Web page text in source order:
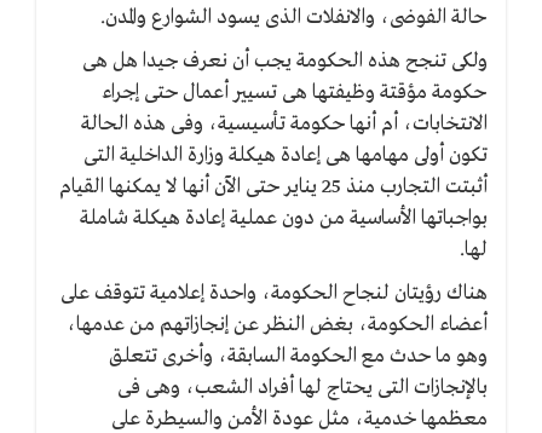
حالة الفوضى، والانفلات الذى يسود الشوارع والمدن.
ولكى تنجح هذه الحكومة يجب أن نعرف جيدا هل هى
حكومة مؤقتة وظيفتها هى تسيير أعمال حتى إجراء
الانتخابات، أم أنها حكومة تأسيسية، وفى هذه الحالة
تكون أولى مهامها هى إعادة هيكلة وزارة الداخلية التى
أثبتت التجارب منذ 25 يناير حتى الآن أنها لا يمكنها القيام
بواجباتها الأساسية من دون عملية إعادة هيكلة شاملة
لها.
هناك رؤيتان لنجاح الحكومة، واحدة إعلامية تتوقف على
أعضاء الحكومة، بغض النظر عن إنجازاتهم من عدمها،
وهو ما حدث مع الحكومة السابقة، وأخرى تتعلق
بالإنجازات التى يحتاج لها أفراد الشعب، وهى فى
معظمها خدمية، مثل عودة الأمن والسيطرة على